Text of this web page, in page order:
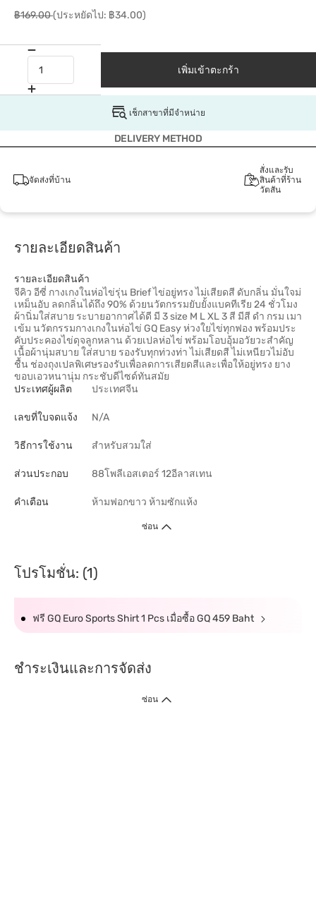
฿169.00(ประหยัดไป: ฿34.00)
เพิ่มเข้าตะกร้า
เช็กสาขาที่มีจำหน่าย
DELIVERY METHOD
จัดส่งที่บ้าน
สั่งและรับ
สินค้าที่ร้าน
วัตสัน
รายละเอียดสินค้า
รายละเอียดสินค้า
จีคิว อีซี่ กางเกงในห่อไข่รุ่น Brief ไข่อยู่ทรง ไม่เสียดสี ดับกลิ่น มั่นใจม่
เหม็นอับ ลดกลิ่นได้ถึง 90% ด้วยนวัตกรรมยับยั้งแบคทีเรีย 24 ชั่วโมง
ผ้านิ่มใส่สบาย ระบายอากาศได้ดี มี 3 size M L XL 3 สี มีสี ดำ กรม เมา
เข้ม นวัตกรรมกางเกงในห่อไข่ GQ Easy ห่วงใยไข่ทุกฟอง พร้อมประ
คับประคองไข่ดุจลูกหลาน ด้วยเปลห่อไข่ พร้อมโอบอุ้มอวัยวะสำคัญ
เนื้อผ้านุ่มสบาย ใส่สบาย รองรับทุกท่วงท่า ไม่เสียดสี ไม่เหนียวไม่อับ
ชื้น ช่องถุงเปลพิเศษรองรับเพื่อลดการเสียดสีและเพื่อให้อยู่ทรง ยาง
ขอบเอวหนานุ่ม กระชับดีไซด์ทันสมัย
ประเทศผู้ผลิต
ประเทศจีน
เลขที่ใบจดแจ้ง N/A
วิธีการใช้งาน สำหรับสวมใส่
ส่วนประกอบ 88โพลีเอสเตอร์ 12อีลาสเทน
คำเตือน ห้ามฟอกขาว ห้ามซักแห้ง
ซ่อน
โปรโมชั่น: (1)
ฟรี GQ Euro Sports Shirt 1 Pcs เมื่อซื้อ GQ 459 Baht
ชำระเงินและการจัดส่ง
ซ่อน